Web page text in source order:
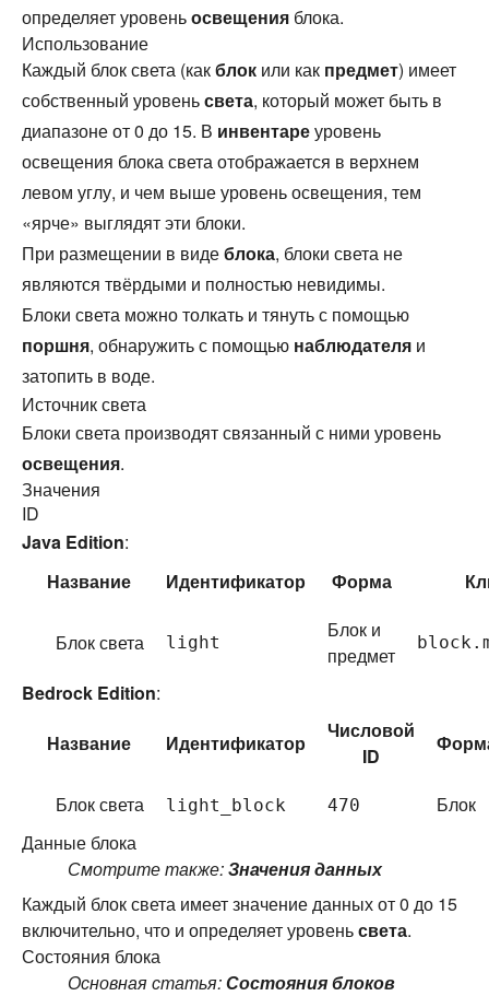
определяет уровеньосвещения блока.
Использование
Каждый блок света (какблок или как предмет) имеет
собственный уровеньсвета, который может быть в
диапазоне от 0 до 15. В инвентареуровень
освещения блока света отображается в верхнем
левом углу, и чем выше уровень освещения, тем
«ярче» выглядят эти блоки.
При размещении в видеблока, блоки света не
являются твёрдыми и полностью невидимы.
Блоки света можно толкать и тянуть с помощью
поршня, обнаружить с помощью наблюдателя и
затопить в воде.
Источник света
Блоки света производят связанный с ними уровень
освещения.
Значения
ID
Java Edition:
Название
Идентификатор Форма
Блок света light
Блок и
предмет
Bedrock Edition:
Название
Идентификатор
Числовой
ID
Блок света light_block 470
Блок
Данные блока
Смотрите также:Значения данных
Каждый блок света имеет значение данных от 0 до 15
включительно, что и определяет уровеньсвета.
Состояния блока
Основная статья:Состояния блоков